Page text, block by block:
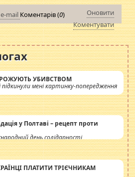
mail Коментарів (0)
Оновити
Коментувати
УБИВСТВОМ
підкинули мені картинку-попередження
у Полтаві – рецепт проти
день солідарності
ПЛАТИТИ ТРІЄЧНИКАМ